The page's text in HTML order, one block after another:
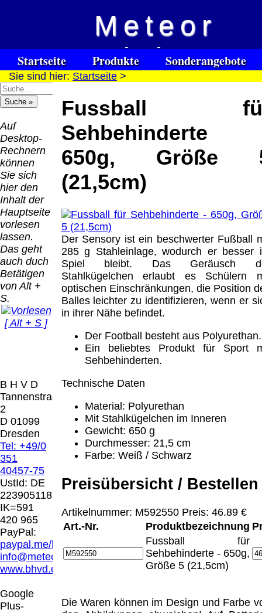
Meteor
Vision
Spezialuhrenspecial
watches
/ deafblind / sourdes et aveugles
Startseite Produkte
Sonderangebote
Kontakt
Impressum
Links
Hilfsmittel
Warenkorb
Sie sind hier: Startseite >
Auf
Desktop-
Rechnern
können
Sie sich
hier den
Inhalt der
Hauptseite
vorlesen
lassen.
Das geht
auch duch
Betätigen
von Alt +
S.
[ Alt + S ]
B H V D
Tannenstrasse
2
D 01099
Dresden
Tel: +49/0
351
40457-75
UstId: DE
223905118
IK=591
420 965
PayPal:
paypal.me/blindenhilfsmittel
info@meteor.vision
www.bhvd.de
Google
Plus-
Fussball
Sehbehinderte
650g, Größe
(21,5cm)
Der Sensory ist ein beschwerter Fußball
285 g Stahleinlage, wodurch er besser
Spiel bleibt. Das Geräusch
Stahlkügelchen erlaubt es Schülern
optischen Einschränkungen, die Position
Balles leichter zu identifizieren, wenn er
in ihrer Nähe befindet.
Der Football besteht aus Polyurethan.
Ein beliebtes Produkt für Sport
Sehbehinderten.
Technische Daten
Material: Polyurethan
Mit Stahlkügelchen im Inneren
Gewicht: 650 g
Durchmesser: 21,5 cm
Farbe: Weiß / Schwarz
Preisübersicht / Bestellen
Artikelnummer: M592550 Preis: 46.89 €
Art.-Nr.
Produktbezeichnung
Fussball für
Sehbehinderte - 650g,
Größe 5 (21,5cm)
Die Waren können im Design und Farbe
QR
Code:
Versandkosten DHL
Standard bis 5kg
Deutschland
8.95 €
Deutschland
Vorkasse: 6.95
€
Deutschland
PayPal: 6.95 €
EU (inkl.
Schweiz)
20.00 €
EU (inkl.
Schweiz)
PayPal: 20.00
€
Der Versand erfolgt
als versichertes
Paket.
Selbstabholung
vom Büro oder
Ausstellungen:
0.00 €
Software
Download only
Deutschland
PayPal:
0.00 €
EU (inkl.
Schweiz)
Schweiz)
0.00 €
Bei dieser
Versandart
erhalten Sie per
Email z.B. einen
Lizenzschlüssel
Rechnung /
Lieferschein. Sie
erhalten also
Datenträger
Die in diesem Dokument genannten
Warenzeichen sind Eigentum der jeweiligen
Firmen. Preisänderungen, Irrtümer und
technische Änderungen vorbehalten.
letzte Änderung: 10. März 2026 Blinden
Hilfsmittel Vertrieb Dresden,
Mit einem Urteil vom 12.05.1998 - 312 O
85/98 - Haftung für Links hat das Landgericht
Hamburg entschieden, dass man durch die
Anbringung eines Links, die Inhalte der
gelinkten Seite ggf. mit zu verantworten hat.
Dieses kann nur dadurch verhindert werden,
dass man sich ausdrücklich von diesen
Inhalten distanziert. Hiermit distanzieren wir
uns ausdrücklich von allen Inhalten, aller
2026